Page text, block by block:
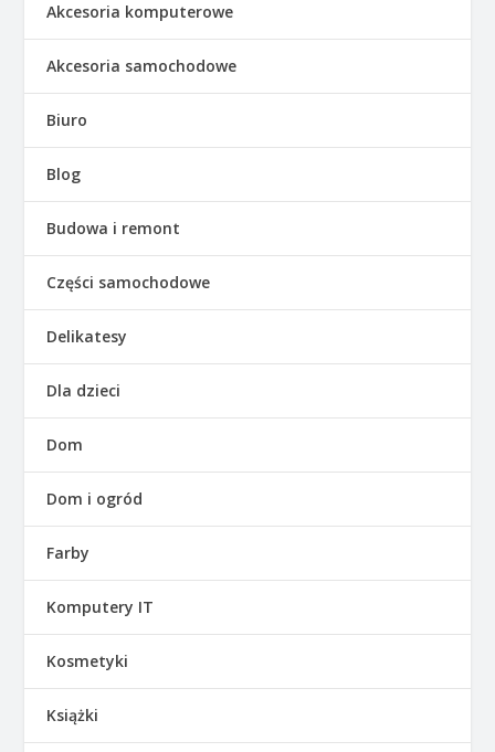
Akcesoria komputerowe
Akcesoria samochodowe
Biuro
Blog
Budowa i remont
Części samochodowe
Delikatesy
Dla dzieci
Dom
Dom i ogród
Farby
Komputery IT
Kosmetyki
Książki